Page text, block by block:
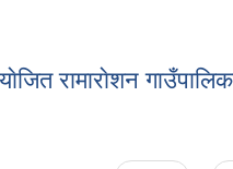
रामाराेशन